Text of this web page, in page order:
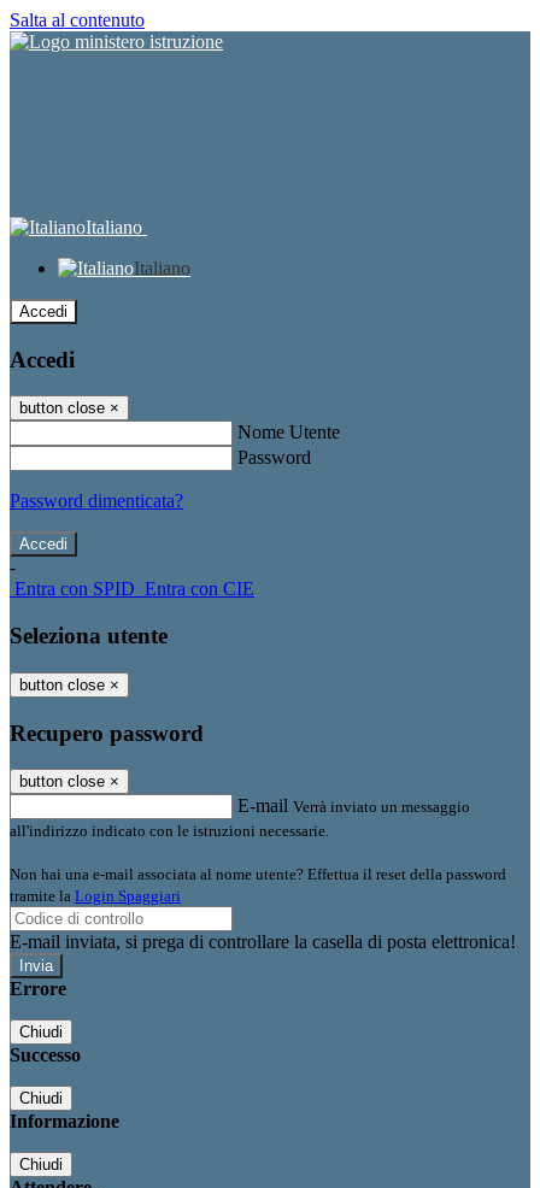
Salta al contenuto
Italiano
Italiano
Accedi
Accedi
button close ×
Nome Utente
Password
Password dimenticata?
-
Entra con SPID Entra con CIE
Seleziona utente
button close ×
Recupero password
button close ×
E-mail Verrà inviato un messaggio
all'indirizzo indicato con le istruzioni necessarie.
Non hai una e-mail associata al nome utente? Effettua il reset della password
tramite la Login Spaggiari
E-mail inviata, si prega di controllare la casella di posta elettronica!
Errore
Chiudi
Successo
Chiudi
Informazione
Chiudi